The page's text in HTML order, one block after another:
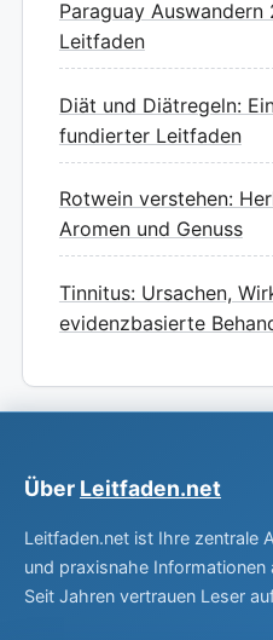
Paraguay
Leitfaden
Diät und Diätregeln:
fundierter Leitfaden
Rotwein verstehen:
Aromen und Genuss
Tinnitus: Ursachen,
evidenzbasierte
Über Leitfaden.net
Leitfaden.net ist Ihre zentrale
und praxisnahe Informationen
Seit Jahren vertrauen Leser